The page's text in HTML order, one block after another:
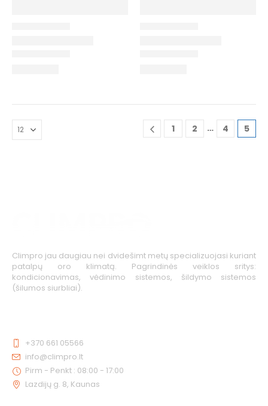
1 2 … 4 5
Climpro jau daugiau nei dvidešimt metų specializuojasi kuriant
patalpų oro klimatą. Pagrindinės veiklos sritys:
kondicionavimas, vėdinimo sistemos, šildymo sistemos
(šilumos siurbliai).
+370 661 05566
info@climpro.lt
Pirm - Penkt : 08:00 - 17:00
Lazdijų g. 8, Kaunas